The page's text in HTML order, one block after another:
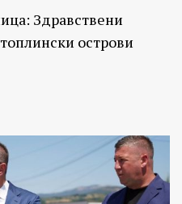
Здравствени
острови